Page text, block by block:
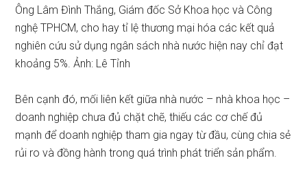
Ông Lâm Đình Thắng, Giám đốc Sở Khoa học và Công
nghệ TPHCM, cho hay tỉ lệ thương mại hóa các kết quả
nghiên cứu sử dụng ngân sách nhà nước hiện nay chỉ đạt
khoảng 5%. Ảnh: Lê Tỉnh
Bên cạnh đó, mối liên kết giữa nhà nước – nhà khoa học –
doanh nghiệp chưa đủ chặt chẽ, thiếu các cơ chế đủ
mạnh để doanh nghiệp tham gia ngay từ đầu, cùng chia sẻ
rủi ro và đồng hành trong quá trình phát triển sản phẩm.